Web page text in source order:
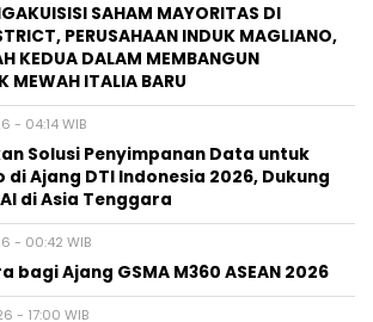
SAHAM MAYORITAS DI
PERUSAHAAN INDUK MAGLIANO,
KEDUA DALAM MEMBANGUN
MEWAH ITALIA BARU
- 04:14 WIB
Solusi Penyimpanan Data untuk
di Ajang DTI Indonesia 2026, Dukung
di Asia Tenggara
- 00:42 WIB
bagi Ajang GSMA M360 ASEAN 2026
- 17:00 WIB